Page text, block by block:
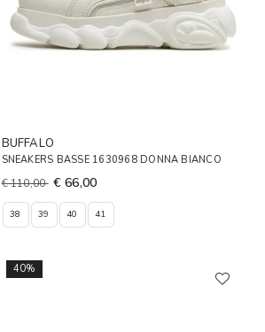
BUFFALO
SNEAKERS BASSE 1630968 DONNA BIANCO
€ 110,00 € 66,00
38 39 40 41
40%